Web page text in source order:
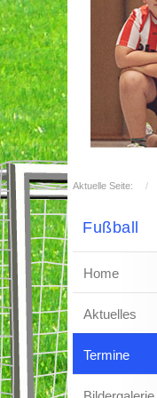
Aktuelle Seite:
Fußball
Home
Aktuelles
Termine